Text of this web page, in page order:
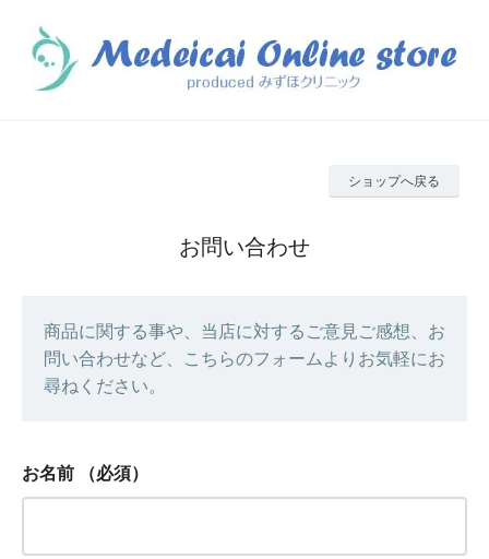
ショップへ戻る
お問い合わせ
商品に関する事や、当店に対するご意見ご感想、お
問い合わせなど、こちらのフォームよりお気軽にお
尋ねください。
お名前 （必須）